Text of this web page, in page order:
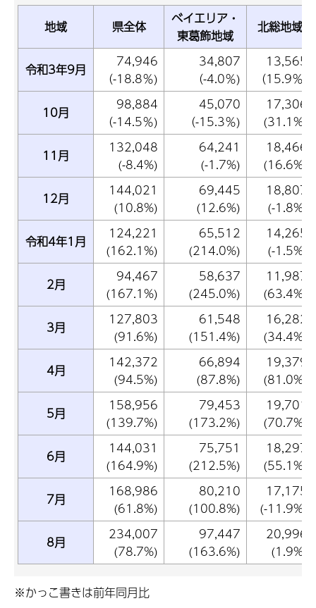
地域 県全体
ベイエリア・
東葛飾地域
北総地域
令和3年9月
74,946
（-18.8％)
34,807
（-4.0％)
13,565
（15.9％)
10月
98,884
（-14.5％)
45,070
（-15.3％)
17,306
(31.1%)
11月
132,048
(-8.4%)
64,241
(-1.7%)
18,466
(16.6%)
12月
144,021
(10.8%)
69,445
(12.6%)
18,807
(-1.8%)
令和4年1月
124,221
(162.1%)
65,512
(214.0%)
14,265
(-1.5%)
2月
94,467
(167.1%)
58,637
(245.0%)
11,987
(63.4%)
3月
127,803
(91.6%)
61,548
(151.4%)
16,282
(34.4%)
4月
142,372
(94.5%)
66,894
(87.8%)
19,379
(81.0%)
5月
158,956
(139.7%)
79,453
(173.2%)
19,701
(70.7%)
6月
144,031
(164.9%)
75,751
(212.5%)
18,297
(55.1%)
7月
168,986
(61.8%)
80,210
(100.8%)
17,175
(-11.9%)
8月
234,007
(78.7%)
97,447
(163.6%)
20,996
(1.9%)
※かっこ書きは前年同月比